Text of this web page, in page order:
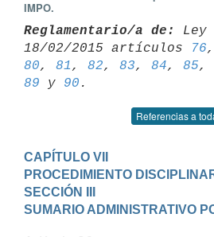
IMPO.
Reglamentario/a de:
Ley
18/02/2015 artículos
76
80, 81 , 82, 83, 84, 85,
89 y 90
Referencias a
CAPÍTULO VII
PROCEDIMIENTO
SECCIÓN III
SUMARIO ADMINISTRATIVO